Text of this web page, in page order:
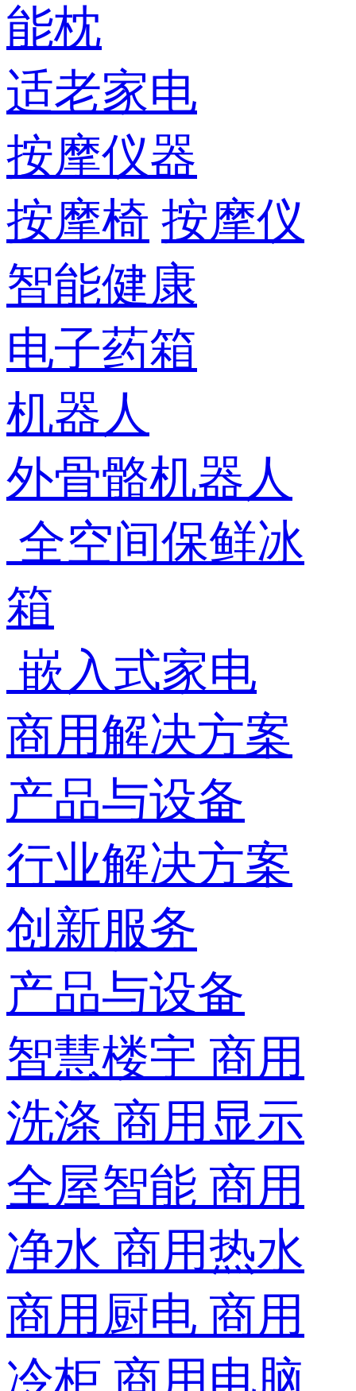
能枕
适老家电
按摩仪器
按摩椅 按摩仪
智能健康
电子药箱
机器人
外骨骼机器人
全空间保鲜冰
箱
嵌入式家电
商用解决方案
产品与设备
行业解决方案
创新服务
产品与设备
智慧楼宇 商用
洗涤 商用显示
全屋智能 商用
净水 商用热水
商用厨电 商用
冷柜 商用电脑